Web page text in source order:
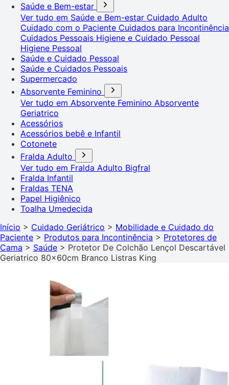
Saúde e Bem-estar
Ver tudo em Saúde e Bem-estar Cuidado Adulto
Cuidado com o Paciente Cuidados para Incontinência
Cuidados Pessoais Higiene e Cuidado Pessoal
Higiene Pessoal
Saúde e Cuidado Pessoal
Saúde e Cuidados Pessoais
Supermercado
Absorvente Feminino
Ver tudo em Absorvente Feminino Absorvente
Geriatrico
Acessórios
Acessórios bebê e Infantil
Cotonete
Fralda Adulto
Ver tudo em Fralda Adulto Bigfral
Fralda Infantil
Fraldas TENA
Papel Higiênico
Toalha Umedecida
Início > Cuidado Geriátrico > Mobilidade e Cuidado do
Paciente > Produtos para Incontinência > Protetores de
Cama > Saúde > Protetor De Colchão Lençol Descartável
Geriatrico 80x60cm Branco Listras King